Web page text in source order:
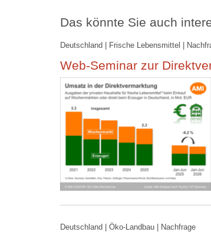
Das könnte Sie auch
Deutschland | Frische Lebensmittel |
Web-Seminar zur
Deutschland | Öko-Landbau | Nachfrage